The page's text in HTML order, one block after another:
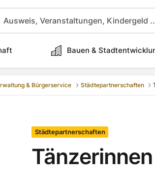
Bauen &
& Bürgerservice Städtepartnerschaften
Städtepartnerschaften